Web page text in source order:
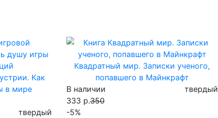
Как
в мире
твердый
Квадратный мир. Записки ученого,
попавшего в Майнкрафт
В наличии
твердый
333 р.350
-5%